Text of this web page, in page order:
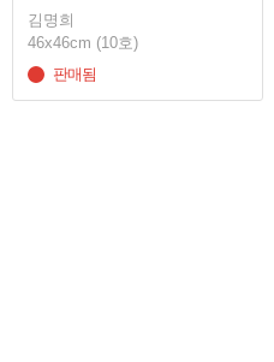
김명희
46x46cm (10호)
판매됨